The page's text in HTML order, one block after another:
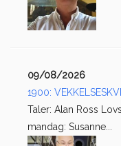
09/08/2026
1900:
Taler: Alan Ross
mandag: Susanne...